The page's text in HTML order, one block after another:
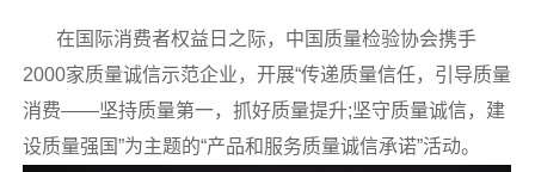
在国际消费者权益日之际，中国质量检验协会携手
2000家质量诚信示范企业，开展“传递质量信任，引导质量
消费——坚持质量第一，抓好质量提升;坚守质量诚信，建
设质量强国”为主题的“产品和服务质量诚信承诺”活动。